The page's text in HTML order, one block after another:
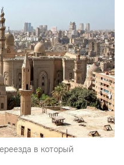
в который